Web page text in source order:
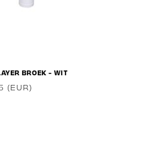
BROEK - WIT
(EUR)